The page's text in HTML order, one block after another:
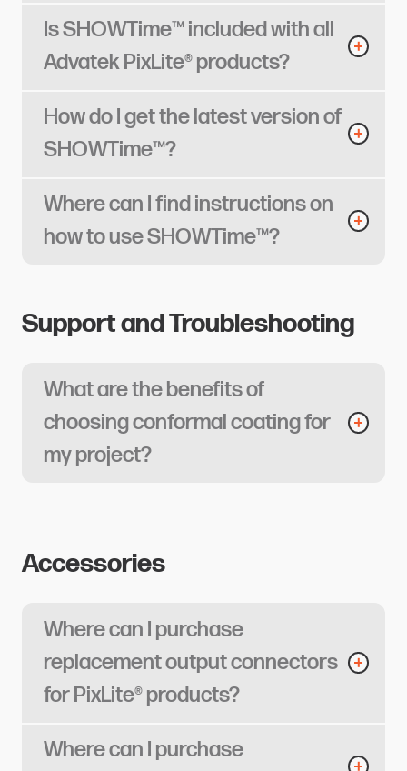
Is SHOWTime™ included with all
Advatek PixLite® products?​​​​‌ ‍ ​‍​‍‌‍ ‌ ​‍‌‍‍‌‌‍‌ ‌‍‍‌‌‍ ‍​‍​‍​ ‍‍​‍​‍‌ ​ ‌‍​‌‌‍ ‍‌‍‍‌‌ ‌​‌ ‍‌​‍ ‍‌‍‍‌‌‍ ​‍​‍​‍ ​​‍​‍‌‍‍​‌ ​‍‌‍‌‌‌‍‌‍​‍​‍​ ‍‍​‍​‍​‍ ‌ ​ ‌ ‌​‌ ‌‌‌‍‌​‌‍‍‌‌‍ ​‍ ‌‍‍‌‌‍ ‍‌ ‌​‌‍‌‌‌‍ ‍‌ ‌​​‍ ‌‍‌‌‌‍‌​‌‍‍‌‌ ‌​​‍ ‌‍ ‌‌‍ ‌‍‌​‌‍‌‌​ ‌‌ ​​‌ ​‍‌‍‌‌‌ ​ ‌‍‌‌‌‍ ‍‌ ‌​‌‍​‌‌ ‌​‌‍‍‌‌‍ ‌‍ ‍​ ‍ ‌‍‍‌‌‍‌​​ ‌​ ‌‌‌‍​ ​ ‌​‌‍‌‍​ ‍‌​ ​‌‌‍​‍​ ​‍​‍ ‌​ ‍​​ ​ ​ ‌‌​ ‌ ​‍ ‌​ ‌​​ ‌ ‌‍​‍‌‍​‌​‍ ‌​ ‍‌‌‍​ ​ ‍​​ ‍​​‍ ‌​ ​ ​ ​‌​ ‍‌‌‍​‌‌‍​‌​ ​‍​ ‍​​ ​​​ ​ ​ ​‌​ ‌ ‌‍​‌​ ‍ ‌ ‌​‌ ‍‌‌ ​​‌‍‌‌​ ‌‌‍‌‍‌‍​‌‌ ​‌​ ‍ ‌ ​​‌‍​‌‌ ‌​‌‍‍​​ ‌‌ ‌​‌‍‍‌‌ ‌​‌‍ ​‌‍‌‌​ ‌‍​‍‌‍​‌‌ ​ ‌‍‌‌‌‌‌‌‌ ​‍‌‍ ​​ ‌​‍‌‌​ ​‍‌​‌‍‌ ​ ‌ ‌​‌ ‌‌‌‍‌​‌‍‍‌‌‍ ​‍‌‍‌‍‍‌‌‍‌​​ ‌​ ‌‌‌‍​ ​ ‌​‌‍‌‍​ ‍‌​ ​‌‌‍​‍​ ​‍​‍ ‌​ ‍​​ ​ ​ ‌‌​ ‌ ​‍ ‌​ ‌​​ ‌ ‌‍​‍‌‍​‌​‍ ‌​ ‍‌‌‍​ ​ ‍​​ ‍​​‍ ‌​ ​ ​ ​‌​ ‍‌‌‍​‌‌‍​‌​ ​‍​ ‍​​ ​​​ ​ ​ ​‌​ ‌ ‌‍​‌​‍‌‍‌ ‌​‌ ‍‌‌ ​​‌‍‌‌​ ‌‌‍‌‍‌‍​‌‌ ​‌​‍‌‍‌ ​​‌‍​‌‌ ‌​‌‍‍​​ ‌‌ ‌​‌‍‍‌‌ ‌​‌‍ ​‌‍‌‌​‍‌‍‌ ​​‌‍‌‌‌ ​‍‌ ​ ‌ ​​‌‍‌‌‌‍​ ‌ ‌​‌‍‍‌‌ ‌‍‌‍‌‌​ ‌‌ ​​‌ ‌‌‌‍​‍‌‍ ​‌‍‍‌‌ ​ ‌‍‍​‌‍‌‌‌‍‌​​‍​‍‌ ‌
How do I get the latest version of
SHOWTime™?​​​​‌ ‍ ​‍​‍‌‍ ‌ ​‍‌‍‍‌‌‍‌ ‌‍‍‌‌‍ ‍​‍​‍​ ‍‍​‍​‍‌ ​ ‌‍​‌‌‍ ‍‌‍‍‌‌ ‌​‌ ‍‌​‍ ‍‌‍‍‌‌‍ ​‍​‍​‍ ​​‍​‍‌‍‍​‌ ​‍‌‍‌‌‌‍‌‍​‍​‍​ ‍‍​‍​‍​‍ ‌ ​ ‌ ‌​‌ ‌‌‌‍‌​‌‍‍‌‌‍ ​‍ ‌‍‍‌‌‍ ‍‌ ‌​‌‍‌‌‌‍ ‍‌ ‌​​‍ ‌‍‌‌‌‍‌​‌‍‍‌‌ ‌​​‍ ‌‍ ‌‌‍ ‌‍‌​‌‍‌‌​ ‌‌ ​​‌ ​‍‌‍‌‌‌ ​ ‌‍‌‌‌‍ ‍‌ ‌​‌‍​‌‌ ‌​‌‍‍‌‌‍ ‌‍ ‍​ ‍ ‌‍‍‌‌‍‌​​ ‌‌‍‌‌​ ​​​ ​‌​ ‌‍‌‍​ ‌‍‌‍​ ‌​‌‍‌‍​‍ ‌​ ‍​‌‍‌​​ ​​​ ​ ​‍ ‌​ ‌​​ ​‌​ ‌​​ ‌‍​‍ ‌‌‍​‌​ ‌‌​ ‌​​ ​‍​‍ ‌​ ‌‍​ ​‍​ ‌‌‌‍​‍‌‍​ ​ ​ ‌‍‌‍​ ‌‌‌‍​‍‌‍​‍​ ​‌‌‍‌‌​ ‍ ‌ ‌​‌ ‍‌‌ ​​‌‍‌‌​ ‌‌‍‌‍‌‍​‌‌ ​‌​ ‍ ‌ ​​‌‍​‌‌ ‌​‌‍‍​​ ‌‌ ‌​‌‍‍‌‌ ‌​‌‍ ​‌‍‌‌​ ‌‍​‍‌‍​‌‌ ​ ‌‍‌‌‌‌‌‌‌ ​‍‌‍ ​​ ‌​‍‌‌​ ​‍‌​‌‍‌ ​ ‌ ‌​‌ ‌‌‌‍‌​‌‍‍‌‌‍ ​‍‌‍‌‍‍‌‌‍‌​​ ‌‌‍‌‌​ ​​​ ​‌​ ‌‍‌‍​ ‌‍‌‍​ ‌​‌‍‌‍​‍ ‌​ ‍​‌‍‌​​ ​​​ ​ ​‍ ‌​ ‌​​ ​‌​ ‌​​ ‌‍​‍ ‌‌‍​‌​ ‌‌​ ‌​​ ​‍​‍ ‌​ ‌‍​ ​‍​ ‌‌‌‍​‍‌‍​ ​ ​ ‌‍‌‍​ ‌‌‌‍​‍‌‍​‍​ ​‌‌‍‌‌​‍‌‍‌ ‌​‌ ‍‌‌ ​​‌‍‌‌​ ‌‌‍‌‍‌‍​‌‌ ​‌​‍‌‍‌ ​​‌‍​‌‌ ‌​‌‍‍​​ ‌‌ ‌​‌‍‍‌‌ ‌​‌‍ ​‌‍‌‌​‍‌‍‌ ​​‌‍‌‌‌ ​‍‌ ​ ‌ ​​‌‍‌‌‌‍​ ‌ ‌​‌‍‍‌‌ ‌‍‌‍‌‌​ ‌‌ ​​‌ ‌‌‌‍​‍‌‍ ​‌‍‍‌‌ ​ ‌‍‍​‌‍‌‌‌‍‌​​‍​‍‌ ‌
Where can I find instructions on
how to use SHOWTime™?​​​​‌ ‍ ​‍​‍‌‍ ‌ ​‍‌‍‍‌‌‍‌ ‌‍‍‌‌‍ ‍​‍​‍​ ‍‍​‍​‍‌ ​ ‌‍​‌‌‍ ‍‌‍‍‌‌ ‌​‌ ‍‌​‍ ‍‌‍‍‌‌‍ ​‍​‍​‍ ​​‍​‍‌‍‍​‌ ​‍‌‍‌‌‌‍‌‍​‍​‍​ ‍‍​‍​‍​‍ ‌ ​ ‌ ‌​‌ ‌‌‌‍‌​‌‍‍‌‌‍ ​‍ ‌‍‍‌‌‍ ‍‌ ‌​‌‍‌‌‌‍ ‍‌ ‌​​‍ ‌‍‌‌‌‍‌​‌‍‍‌‌ ‌​​‍ ‌‍ ‌‌‍ ‌‍‌​‌‍‌‌​ ‌‌ ​​‌ ​‍‌‍‌‌‌ ​ ‌‍‌‌‌‍ ‍‌ ‌​‌‍​‌‌ ‌​‌‍‍‌‌‍ ‌‍ ‍​ ‍ ‌‍‍‌‌‍‌​​ ‌​ ‌‍​ ‌ ​ ‍‌‌‍‌​​ ​‌​ ​​​ ‍‌​ ​​​‍ ‌‌‍​‍​ ​‌​ ​‍‌‍​ ​‍ ‌​ ‌​​ ‌‌​ ‌‌​ ​​​‍ ‌​ ‍​​ ‌​​ ‌​‌‍​‍​‍ ‌​ ​‌​ ‌ ​ ‍​​ ​ ‌‍​‍​ ‌​‌‍​ ​ ‌​​ ​‍​ ​ ‌‍​‌‌‍‌‍​ ‍ ‌ ‌​‌ ‍‌‌ ​​‌‍‌‌​ ‌‌‍‌‍‌‍​‌‌ ​‌​ ‍ ‌ ​​‌‍​‌‌ ‌​‌‍‍​​ ‌‌ ‌​‌‍‍‌‌ ‌​‌‍ ​‌‍‌‌​ ‌‍​‍‌‍​‌‌ ​ ‌‍‌‌‌‌‌‌‌ ​‍‌‍ ​​ ‌​‍‌‌​ ​‍‌​‌‍‌ ​ ‌ ‌​‌ ‌‌‌‍‌​‌‍‍‌‌‍ ​‍‌‍‌‍‍‌‌‍‌​​ ‌​ ‌‍​ ‌ ​ ‍‌‌‍‌​​ ​‌​ ​​​ ‍‌​ ​​​‍ ‌‌‍​‍​ ​‌​ ​‍‌‍​ ​‍ ‌​ ‌​​ ‌‌​ ‌‌​ ​​​‍ ‌​ ‍​​ ‌​​ ‌​‌‍​‍​‍ ‌​ ​‌​ ‌ ​ ‍​​ ​ ‌‍​‍​ ‌​‌‍​ ​ ‌​​ ​‍​ ​ ‌‍​‌‌‍‌‍​‍‌‍‌ ‌​‌ ‍‌‌ ​​‌‍‌‌​ ‌‌‍‌‍‌‍​‌‌ ​‌​‍‌‍‌ ​​‌‍​‌‌ ‌​‌‍‍​​ ‌‌ ‌​‌‍‍‌‌ ‌​‌‍ ​‌‍‌‌​‍‌‍‌ ​​‌‍‌‌‌ ​‍‌ ​ ‌ ​​‌‍‌‌‌‍​ ‌ ‌​‌‍‍‌‌ ‌‍‌‍‌‌​ ‌‌ ​​‌ ‌‌‌‍​‍‌‍ ​‌‍‍‌‌ ​ ‌‍‍​‌‍‌‌‌‍‌​​‍​‍‌ ‌
Support and Troubleshooting​​​​‌ ‍ ​‍​‍‌‍ ‌ ​‍‌‍‍‌‌‍‌ ‌‍‍‌‌‍ ‍​‍​‍​ ‍‍​‍​‍‌ ​ ‌‍​‌‌‍ ‍‌‍‍‌‌ ‌​‌ ‍‌​‍ ‍‌‍‍‌‌‍ ​‍​‍​‍ ​​‍​‍‌‍‍​‌ ​‍‌‍‌‌‌‍‌‍​‍​‍​ ‍‍​‍​‍​‍ ‌ ​ ‌ ‌​‌ ‌‌‌‍‌​‌‍‍‌‌‍ ​‍ ‌‍‍‌‌‍ ‍‌ ‌​‌‍‌‌‌‍ ‍‌ ‌​​‍ ‌‍‌‌‌‍‌​‌‍‍‌‌ ‌​​‍ ‌‍ ‌‌‍ ‌‍‌​‌‍‌‌​ ‌‌ ​​‌ ​‍‌‍‌‌‌ ​ ‌‍‌‌‌‍ ‍‌ ‌​‌‍​‌‌ ‌​‌‍‍‌‌‍ ‌‍ ‍​ ‍ ‌‍‍‌‌‍‌​​ ‌‌‍‌​​ ‍‌​ ​‍‌‍‌​​ ‌‍‌‍​ ​ ‍​​ ​​​‍ ‌‌‍‌‍‌‍​‍‌‍‌‌‌‍‌‍​‍ ‌​ ‌​​ ​‍​ ‍‌​ ‌‍​‍ ‌​ ‍‌​ ​ ‌‍‌‍​ ‌‍​‍ ‌​ ‌​‌‍‌‌‌‍​ ​ ​​​ ​​​ ‌​‌‍‌‌​ ‌‍​ ‌‌‌‍​‌‌‍‌‍​ ‌​​ ‍ ‌ ‌​‌ ‍‌‌ ​​‌‍‌‌​ ‌‌‍‌‍‌‍​‌‌ ​‌‌​​ ‌‍​‌‌ ‌​‌‍‌‌‌‍‌ ‌‍ ‌ ​‍‌ ‍‌​ ‍ ‌ ​​‌‍​‌‌ ‌​‌‍‍​​ ‌‌ ‌​‌‍‍‌‌ ‌​‌‍ ​‌‍‌‌​ ‌‍​‍‌‍​‌‌ ​ ‌‍‌‌‌‌‌‌‌ ​‍‌‍ ​​ ‌​‍‌‌​ ​‍‌​‌‍‌ ​ ‌ ‌​‌ ‌‌‌‍‌​‌‍‍‌‌‍ ​‍‌‍‌‍‍‌‌‍‌​​ ‌‌‍‌​​ ‍‌​ ​‍‌‍‌​​ ‌‍‌‍​ ​ ‍​​ ​​​‍ ‌‌‍‌‍‌‍​‍‌‍‌‌‌‍‌‍​‍ ‌​ ‌​​ ​‍​ ‍‌​ ‌‍​‍ ‌​ ‍‌​ ​ ‌‍‌‍​ ‌‍​‍ ‌​ ‌​‌‍‌‌‌‍​ ​ ​​​ ​​​ ‌​‌‍‌‌​ ‌‍​ ‌‌‌‍​‌‌‍‌‍​ ‌​​‍‌‍‌ ‌​‌ ‍‌‌ ​​‌‍‌‌​ ‌‌‍‌‍‌‍​‌‌ ​‌‌​​ ‌‍​‌‌ ‌​‌‍‌‌‌‍‌ ‌‍ ‌ ​‍‌ ‍‌​‍‌‍‌ ​​‌‍​‌‌ ‌​‌‍‍​​ ‌‌ ‌​‌‍‍‌‌ ‌​‌‍ ​‌‍‌‌​‍‌‍‌ ​​‌‍‌‌‌ ​‍‌ ​ ‌ ​​‌‍‌‌‌‍​ ‌ ‌​‌‍‍‌‌ ‌‍‌‍‌‌​ ‌‌ ​​‌ ‌‌‌‍​‍‌‍ ​‌‍‍‌‌ ​ ‌‍‍​‌‍‌‌‌‍‌​​‍​‍‌ ‌
What are the benefits of
choosing conformal coating for
my project?​​​​‌ ‍ ​‍​‍‌‍ ‌ ​‍‌‍‍‌‌‍‌ ‌‍‍‌‌‍ ‍​‍​‍​ ‍‍​‍​‍‌ ​ ‌‍​‌‌‍ ‍‌‍‍‌‌ ‌​‌ ‍‌​‍ ‍‌‍‍‌‌‍ ​‍​‍​‍ ​​‍​‍‌‍‍​‌ ​‍‌‍‌‌‌‍‌‍​‍​‍​ ‍‍​‍​‍​‍ ‌ ​ ‌ ‌​‌ ‌‌‌‍‌​‌‍‍‌‌‍ ​‍ ‌‍‍‌‌‍ ‍‌ ‌​‌‍‌‌‌‍ ‍‌ ‌​​‍ ‌‍‌‌‌‍‌​‌‍‍‌‌ ‌​​‍ ‌‍ ‌‌‍ ‌‍‌​‌‍‌‌​ ‌‌ ​​‌ ​‍‌‍‌‌‌ ​ ‌‍‌‌‌‍ ‍‌ ‌​‌‍​‌‌ ‌​‌‍‍‌‌‍ ‌‍ ‍​ ‍ ‌‍‍‌‌‍‌​​ ‌‌‍​‌​ ​ ​ ‌‍‌‍‌‍‌‍​‍‌‍​‍‌‍​‌‌‍‌​​‍ ‌​ ‌‍‌‍‌‍‌‍‌‍​ ‍‌​‍ ‌​ ‌​‌‍​ ​ ‍‌​ ‌ ​‍ ‌‌‍​‍‌‍​‌​ ‌‌​ ​​​‍ ‌‌‍​‌​ ‍​‌‍‌‍​ ​​‌‍‌‍​ ‌‍​ ‍‌​ ‌‌‌‍​‌​ ‍​‌‍​ ​ ‌‌​ ‍ ‌ ‌​‌ ‍‌‌ ​​‌‍‌‌​ ‌‌‍‌‍‌‍​‌‌ ​‌​ ‍ ‌ ​​‌‍​‌‌ ‌​‌‍‍​​ ‌‌ ‌​‌‍‍‌‌ ‌​‌‍ ​‌‍‌‌​ ‌‍​‍‌‍​‌‌ ​ ‌‍‌‌‌‌‌‌‌ ​‍‌‍ ​​ ‌​‍‌‌​ ​‍‌​‌‍‌ ​ ‌ ‌​‌ ‌‌‌‍‌​‌‍‍‌‌‍ ​‍‌‍‌‍‍‌‌‍‌​​ ‌‌‍​‌​ ​ ​ ‌‍‌‍‌‍‌‍​‍‌‍​‍‌‍​‌‌‍‌​​‍ ‌​ ‌‍‌‍‌‍‌‍‌‍​ ‍‌​‍ ‌​ ‌​‌‍​ ​ ‍‌​ ‌ ​‍ ‌‌‍​‍‌‍​‌​ ‌‌​ ​​​‍ ‌‌‍​‌​ ‍​‌‍‌‍​ ​​‌‍‌‍​ ‌‍​ ‍‌​ ‌‌‌‍​‌​ ‍​‌‍​ ​ ‌‌​‍‌‍‌ ‌​‌ ‍‌‌ ​​‌‍‌‌​ ‌‌‍‌‍‌‍​‌‌ ​‌​‍‌‍‌ ​​‌‍​‌‌ ‌​‌‍‍​​ ‌‌ ‌​‌‍‍‌‌ ‌​‌‍ ​‌‍‌‌​‍‌‍‌ ​​‌‍‌‌‌ ​‍‌ ​ ‌ ​​‌‍‌‌‌‍​ ‌ ‌​‌‍‍‌‌ ‌‍‌‍‌‌​ ‌‌ ​​‌ ‌‌‌‍​‍‌‍ ​‌‍‍‌‌ ​ ‌‍‍​‌‍‌‌‌‍‌​​‍​‍‌ ‌
Accessories​​​​‌ ‍ ​‍​‍‌‍ ‌ ​‍‌‍‍‌‌‍‌ ‌‍‍‌‌‍ ‍​‍​‍​ ‍‍​‍​‍‌ ​ ‌‍​‌‌‍ ‍‌‍‍‌‌ ‌​‌ ‍‌​‍ ‍‌‍‍‌‌‍ ​‍​‍​‍ ​​‍​‍‌‍‍​‌ ​‍‌‍‌‌‌‍‌‍​‍​‍​ ‍‍​‍​‍​‍ ‌ ​ ‌ ‌​‌ ‌‌‌‍‌​‌‍‍‌‌‍ ​‍ ‌‍‍‌‌‍ ‍‌ ‌​‌‍‌‌‌‍ ‍‌ ‌​​‍ ‌‍‌‌‌‍‌​‌‍‍‌‌ ‌​​‍ ‌‍ ‌‌‍ ‌‍‌​‌‍‌‌​ ‌‌ ​​‌ ​‍‌‍‌‌‌ ​ ‌‍‌‌‌‍ ‍‌ ‌​‌‍​‌‌ ‌​‌‍‍‌‌‍ ‌‍ ‍​ ‍ ‌‍‍‌‌‍‌​​ ‌​ ​​​ ​‌‌‍​ ​ ​​‌‍‌‍​ ‌‍​ ‌‍​ ​‌​‍ ‌‌‍​‍‌‍​‍​ ‍​​ ‌ ​‍ ‌​ ‌​​ ​​​ ‌​​ ​​​‍ ‌​ ‍​‌‍‌​​ ‌ ​ ‌ ​‍ ‌​ ​‌​ ​​​ ‌‍​ ​‌​ ​‍​ ‌‌‌‍‌​​ ‍​​ ‍​​ ​‌‌‍‌‌​ ‍‌​ ‍ ‌ ‌​‌ ‍‌‌ ​​‌‍‌‌​ ‌‌‍‌‍‌‍​‌‌ ​‌‌​​ ‌‍​‌‌ ‌​‌‍‌‌‌‍‌ ‌‍ ‌ ​‍‌ ‍‌​ ‍ ‌ ​​‌‍​‌‌ ‌​‌‍‍​​ ‌‌ ‌​‌‍‍‌‌ ‌​‌‍ ​‌‍‌‌​ ‌‍​‍‌‍​‌‌ ​ ‌‍‌‌‌‌‌‌‌ ​‍‌‍ ​​ ‌​‍‌‌​ ​‍‌​‌‍‌ ​ ‌ ‌​‌ ‌‌‌‍‌​‌‍‍‌‌‍ ​‍‌‍‌‍‍‌‌‍‌​​ ‌​ ​​​ ​‌‌‍​ ​ ​​‌‍‌‍​ ‌‍​ ‌‍​ ​‌​‍ ‌‌‍​‍‌‍​‍​ ‍​​ ‌ ​‍ ‌​ ‌​​ ​​​ ‌​​ ​​​‍ ‌​ ‍​‌‍‌​​ ‌ ​ ‌ ​‍ ‌​ ​‌​ ​​​ ‌‍​ ​‌​ ​‍​ ‌‌‌‍‌​​ ‍​​ ‍​​ ​‌‌‍‌‌​ ‍‌​‍‌‍‌ ‌​‌ ‍‌‌ ​​‌‍‌‌​ ‌‌‍‌‍‌‍​‌‌ ​‌‌​​ ‌‍​‌‌ ‌​‌‍‌‌‌‍‌ ‌‍ ‌ ​‍‌ ‍‌​‍‌‍‌ ​​‌‍​‌‌ ‌​‌‍‍​​ ‌‌ ‌​‌‍‍‌‌ ‌​‌‍ ​‌‍‌‌​‍‌‍‌ ​​‌‍‌‌‌ ​‍‌ ​ ‌ ​​‌‍‌‌‌‍​ ‌ ‌​‌‍‍‌‌ ‌‍‌‍‌‌​ ‌‌ ​​‌ ‌‌‌‍​‍‌‍ ​‌‍‍‌‌ ​ ‌‍‍​‌‍‌‌‌‍‌​​‍​‍‌ ‌
Where can I purchase
replacement output connectors
for PixLite® products?​​​​‌ ‍ ​‍​‍‌‍ ‌ ​‍‌‍‍‌‌‍‌ ‌‍‍‌‌‍ ‍​‍​‍​ ‍‍​‍​‍‌ ​ ‌‍​‌‌‍ ‍‌‍‍‌‌ ‌​‌ ‍‌​‍ ‍‌‍‍‌‌‍ ​‍​‍​‍ ​​‍​‍‌‍‍​‌ ​‍‌‍‌‌‌‍‌‍​‍​‍​ ‍‍​‍​‍​‍ ‌ ​ ‌ ‌​‌ ‌‌‌‍‌​‌‍‍‌‌‍ ​‍ ‌‍‍‌‌‍ ‍‌ ‌​‌‍‌‌‌‍ ‍‌ ‌​​‍ ‌‍‌‌‌‍‌​‌‍‍‌‌ ‌​​‍ ‌‍ ‌‌‍ ‌‍‌​‌‍‌‌​ ‌‌ ​​‌ ​‍‌‍‌‌‌ ​ ‌‍‌‌‌‍ ‍‌ ‌​‌‍​‌‌ ‌​‌‍‍‌‌‍ ‌‍ ‍​ ‍ ‌‍‍‌‌‍‌​​ ‌‌‍​‌​ ‍‌‌‍‌​​ ​​‌‍‌‍‌‍​‌​ ‍‌​ ​ ​‍ ‌​ ​‌‌‍​ ‌‍‌​​ ​‌​‍ ‌​ ‌​​ ‌​​ ​​​ ​‍​‍ ‌‌‍​‌‌‍​‌‌‍‌‌​ ‍‌​‍ ‌​ ​​‌‍‌‍‌‍​‌‌‍​ ​ ​ ‌‍‌‍​ ‍‌​ ‌ ​ ‌‌‌‍‌‍‌‍‌​‌‍‌‍​ ‍ ‌ ‌​‌ ‍‌‌ ​​‌‍‌‌​ ‌‌‍‌‍‌‍​‌‌ ​‌​ ‍ ‌ ​​‌‍​‌‌ ‌​‌‍‍​​ ‌‌ ‌​‌‍‍‌‌ ‌​‌‍ ​‌‍‌‌​ ‌‍​‍‌‍​‌‌ ​ ‌‍‌‌‌‌‌‌‌ ​‍‌‍ ​​ ‌​‍‌‌​ ​‍‌​‌‍‌ ​ ‌ ‌​‌ ‌‌‌‍‌​‌‍‍‌‌‍ ​‍‌‍‌‍‍‌‌‍‌​​ ‌‌‍​‌​ ‍‌‌‍‌​​ ​​‌‍‌‍‌‍​‌​ ‍‌​ ​ ​‍ ‌​ ​‌‌‍​ ‌‍‌​​ ​‌​‍ ‌​ ‌​​ ‌​​ ​​​ ​‍​‍ ‌‌‍​‌‌‍​‌‌‍‌‌​ ‍‌​‍ ‌​ ​​‌‍‌‍‌‍​‌‌‍​ ​ ​ ‌‍‌‍​ ‍‌​ ‌ ​ ‌‌‌‍‌‍‌‍‌​‌‍‌‍​‍‌‍‌ ‌​‌ ‍‌‌ ​​‌‍‌‌​ ‌‌‍‌‍‌‍​‌‌ ​‌​‍‌‍‌ ​​‌‍​‌‌ ‌​‌‍‍​​ ‌‌ ‌​‌‍‍‌‌ ‌​‌‍ ​‌‍‌‌​‍‌‍‌ ​​‌‍‌‌‌ ​‍‌ ​ ‌ ​​‌‍‌‌‌‍​ ‌ ‌​‌‍‍‌‌ ‌‍‌‍‌‌​ ‌‌ ​​‌ ‌‌‌‍​‍‌‍ ​‌‍‍‌‌ ​ ‌‍‍​‌‍‌‌‌‍‌​​‍​‍‌ ‌
Where can I purchase